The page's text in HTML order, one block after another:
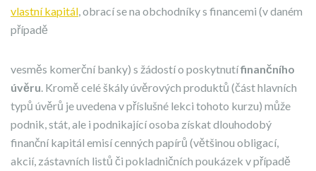
vlastní kapitál, obrací se na obchodníky s financemi (v daném
případě
vesměs komerční banky) s žádostí o poskytnutífinančního
úvěru. Kromě celé škály úvěrových produktů (část hlavních
typů úvěrů je uvedena v příslušné lekci tohoto kurzu) může
podnik, stát, ale i podnikající osoba získat dlouhodobý
finanční kapitál emisí cenných papírů (většinou obligací,
akcií, zástavních listů či pokladničních poukázek v případě